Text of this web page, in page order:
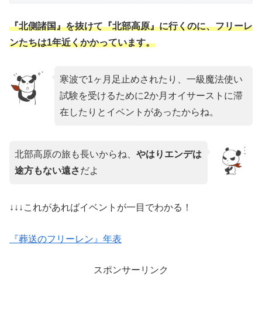
『北側諸国』を抜けて『北部高原』に行くのに、フリーレ
ンたちは1年近くかかっています。
寒波で1ヶ月足止めされたり、一級魔法使い
試験を受けるために2か月オイサーストに滞
在したりとイベントがあったからね。
北部高原の旅も長いからね、 やはりエンデは
途方もない遠さだよ
↓↓↓これがあればイベントが一目でわかる！
『葬送のフリーレン』年表
スポンサーリンク